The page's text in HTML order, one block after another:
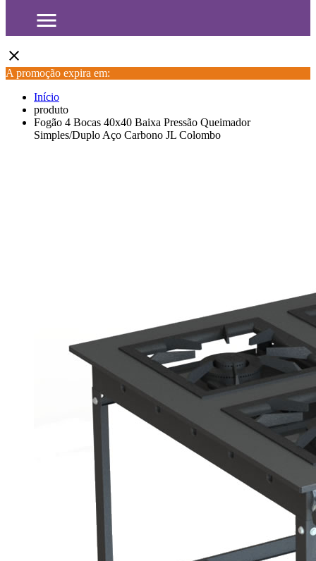
menu
close
A promoção expira em:
Início
produto
Fogão 4 Bocas 40x40 Baixa Pressão Queimador
Simples/Duplo Aço Carbono JL Colombo